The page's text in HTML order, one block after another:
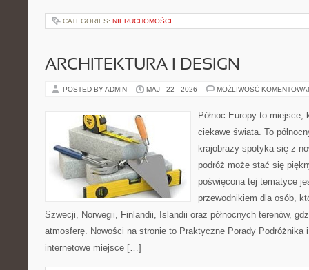
CATEGORIES: NIERUCHOMOŚCI
ARCHITEKTURA I DESIGN
POSTED BY ADMIN MAJ - 22 - 2026 MOŻLIWOŚĆ
Północ Europy to
ciekawe świata. To
krajobrazy spotyka się z
podróż może stać się
poświęcona tej tematyce
przewodnikiem dla osób,
Szwecji, Norwegii, Finlandii, Islandii oraz północnych terenów,
atmosferę. Nowości na stronie to Praktyczne Porady Podróżnika
internetowe miejsce […]